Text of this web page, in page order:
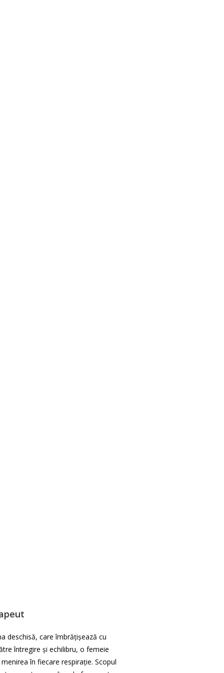
deschisă, care îmbrățișează cu
întregire și echilibru, o femeie
în fiecare respirație. Scopul